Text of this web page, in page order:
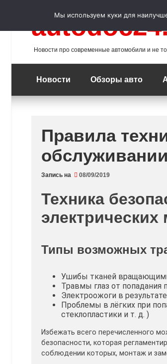
Новости про современные автомобили и не
Новости Обзоры авто
Правила
Запись на 08/09/2019
Техника
Типы возможных
Ушибы тканей
Травмы глаз от попадания
Электроожоги в
Проблемы в лёгких при
стеклопластики и т. д. )
Избежать всего перечисленного
безопасности, которая
соблюдении которых, монтаж и
Мы используем куки для